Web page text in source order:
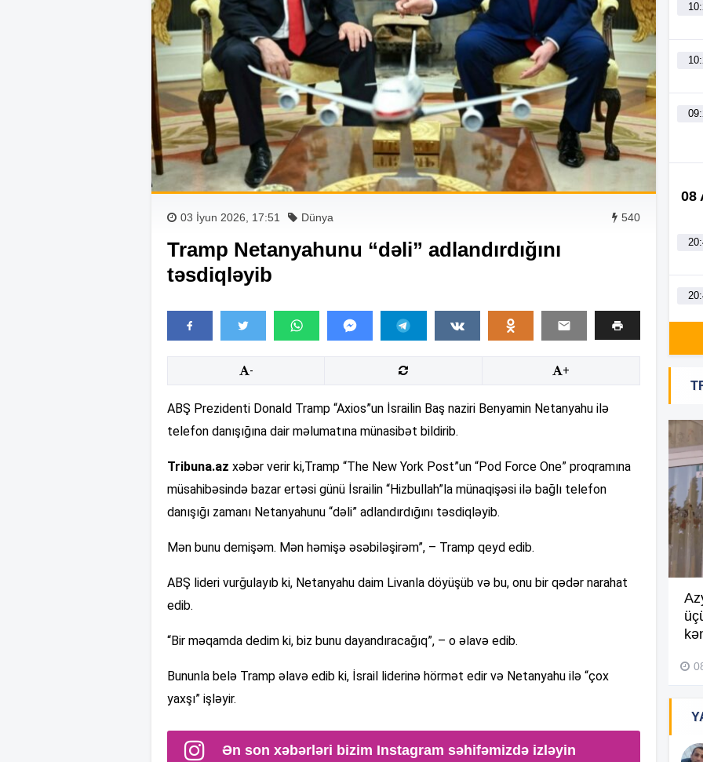
03 İyun 2026, 17:51 Dünya 540
Tramp Netanyahunu “dəli” adlandırdığını
təsdiqləyib
- +
ABŞ Prezidenti Donald Tramp “Axios”un İsrailin Baş naziri Benyamin Netanyahu ilə
telefon danışığına dair məlumatına münasibət bildirib.
Tribuna.az xəbər verir ki,Tramp “The New York Post”un “Pod Force One” proqramına
müsahibəsində bazar ertəsi günü İsrailin “Hizbullah”la münaqişəsi ilə bağlı telefon
danışığı zamanı Netanyahunu “dəli” adlandırdığını təsdiqləyib.
Mən bunu demişəm. Mən həmişə əsəbiləşirəm”, – Tramp qeyd edib.
ABŞ lideri vurğulayıb ki, Netanyahu daim Livanla döyüşüb və bu, onu bir qədər narahat
edib.
“Bir məqamda dedim ki, biz bunu dayandıracağıq”, – o əlavə edib.
Bununla belə Tramp əlavə edib ki, İsrail liderinə hörmət edir və Netanyahu ilə “çox
yaxşı” işləyir.
Ən son xəbərləri bizim Instagram səhifəmizdə izləyin
08
04 Avqust 2026, 20:48